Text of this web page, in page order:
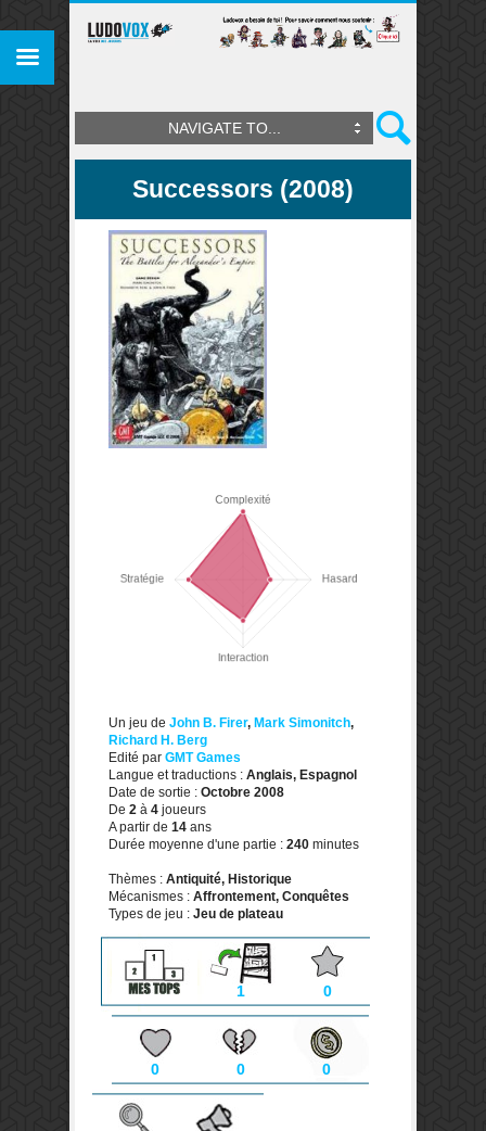
NAVIGATE TO...
Successors (2008)
Un jeu de John B. Firer, Mark Simonitch,
Richard H. Berg
Edité par GMT Games
Langue et traductions : Anglais, Espagnol
Date de sortie : Octobre 2008
De 2 à 4 joueurs
A partir de 14 ans
Durée moyenne d'une partie : 240 minutes
Thèmes : Antiquité, Historique
Mécanismes : Affrontement, Conquêtes
Types de jeu : Jeu de plateau
1 0
0 0 0